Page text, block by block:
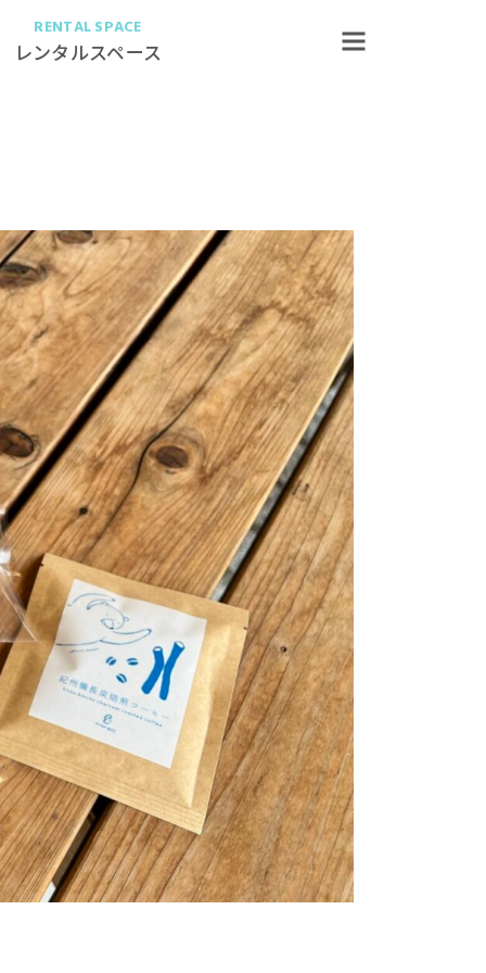
RENTAL SPACE
レンタルスペース